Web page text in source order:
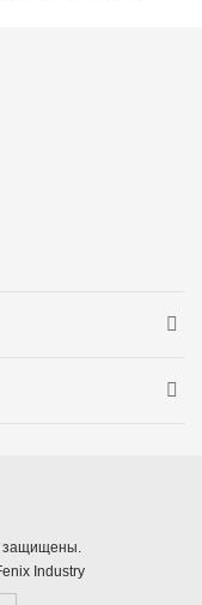
защищены.
Industry